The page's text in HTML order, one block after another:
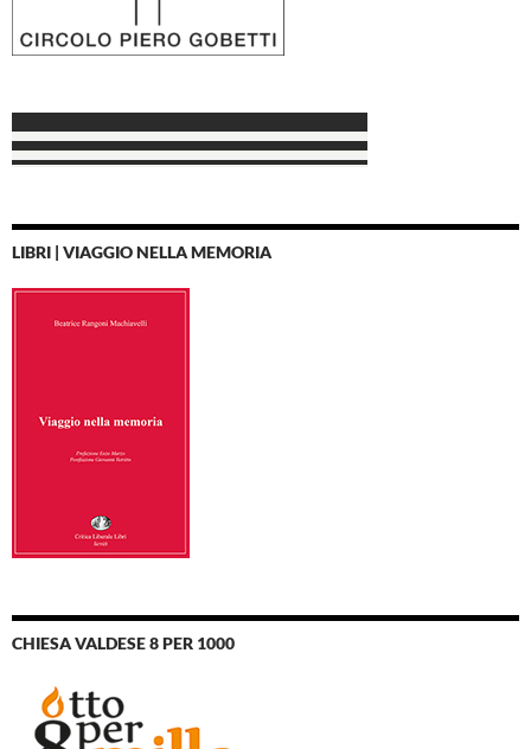
LIBRI | VIAGGIO NELLA MEMORIA
CHIESA VALDESE 8 PER 1000